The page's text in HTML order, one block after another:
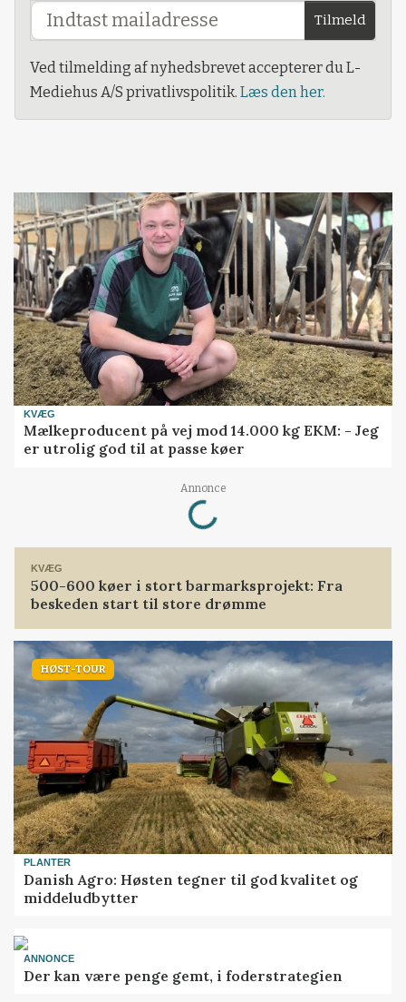
Tilmeld
Ved tilmelding af nyhedsbrevet accepterer du L-
Mediehus A/S privatlivspolitik. Læs den her.
KVÆG
Mælkeproducent på vej mod 14.000 kg EKM: - Jeg
er utrolig god til at passe køer
Annonce
Loading...
KVÆG
500-600 køer i stort barmarksprojekt: Fra
beskeden start til store drømme
HØST-TOUR
PLANTER
Danish Agro: Høsten tegner til god kvalitet og
middeludbytter
ANNONCE
Der kan være penge gemt, i foderstrategien